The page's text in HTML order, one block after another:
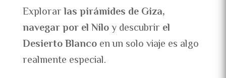
Explorarlas pirámides de Giza,
navegar por el Niloy descubrir el
Desierto Blancoen un solo viaje es algo
realmente especial.